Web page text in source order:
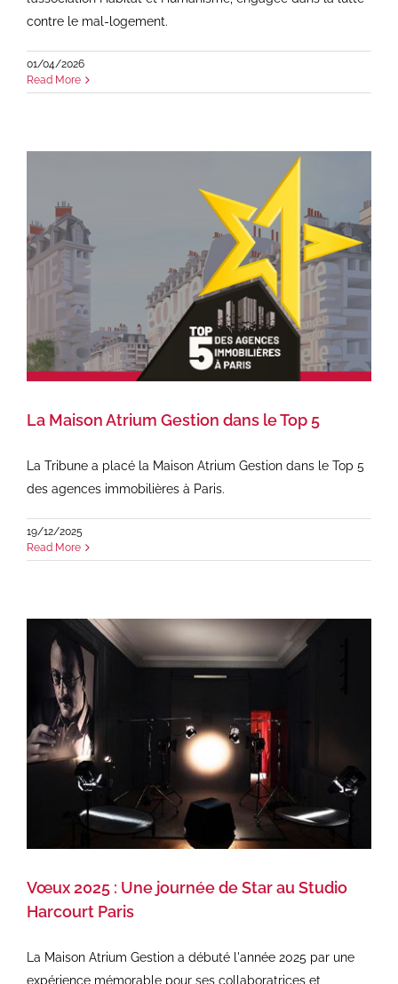
contre le mal-logement.
01/04/2026
Read More
La Maison Atrium Gestion dans le Top 5
La Tribune a placé la Maison Atrium Gestion dans le Top 5
des agences immobilières à Paris.
19/12/2025
Read More
Vœux 2025 : Une journée de Star au Studio
Harcourt Paris
La Maison Atrium Gestion a débuté l'année 2025 par une
expérience mémorable pour ses collaboratrices et